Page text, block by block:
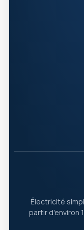
Électricité
partir d'environ